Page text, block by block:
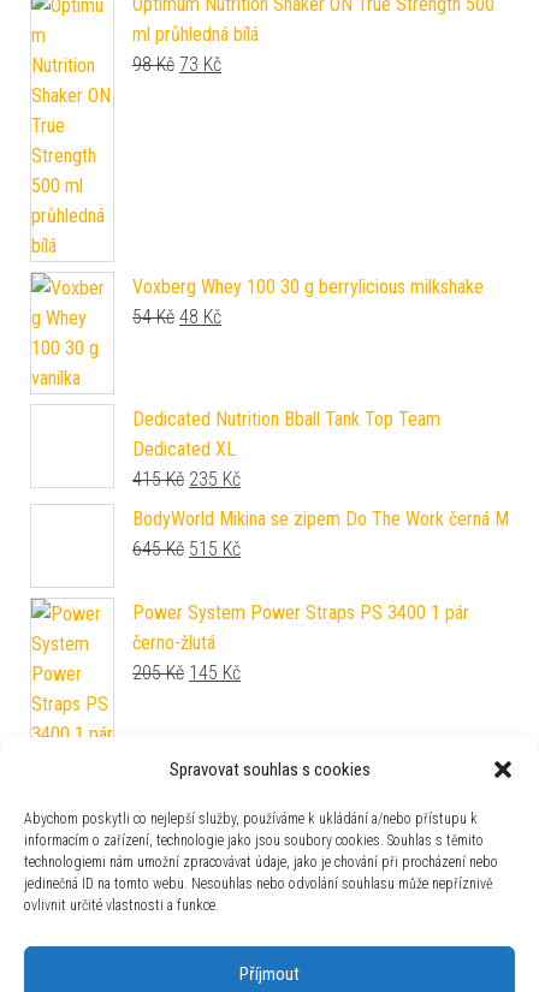
Spravovat souhlas s cookies
Abychom poskytli co nejlepší služby, používáme k ukládání a/nebo přístupu k
informacím o zařízení, technologie jako jsou soubory cookies. Souhlas s těmito
technologiemi nám umožní zpracovávat údaje, jako je chování při procházení nebo
jedinečná ID na tomto webu. Nesouhlas nebo odvolání souhlasu může nepříznivě
ovlivnit určité vlastnosti a funkce.
Příjmout
ml průhledná bílá
98Kč Původní cena byla: 98 Kč.
73 KčAktuální cena je: 73 Kč.
Voxberg Whey 100 30 g berrylicious milkshake
54Kč Původní cena byla: 54 Kč.
48 KčAktuální cena je: 48 Kč.
Dedicated Nutrition Bball Tank Top Team
Dedicated XL
415Kč Původní cena byla: 415 Kč.
235 KčAktuální cena je: 235 Kč.
BodyWorld Mikina se zipem Do The Work černá M
645Kč Původní cena byla: 645 Kč.
515 KčAktuální cena je: 515 Kč.
Power System Power Straps PS 3400 1 pár
černo-žlutá
205Kč Původní cena byla: 205 Kč.
145KčAktuální cena je: 145 Kč.